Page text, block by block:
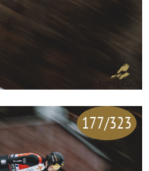
177/323